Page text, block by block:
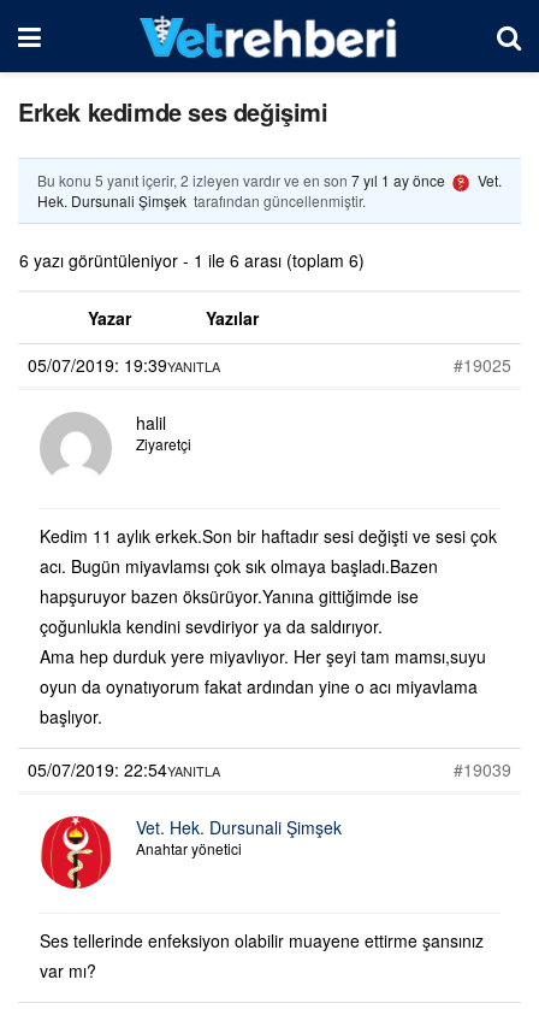
Erkek kedimde ses değişimi
Bu konu 5 yanıt içerir, 2 izleyen vardır ve en son 7 yıl 1 ay önce
Vet.
Hek. Dursunali Şimşek tarafından güncellenmiştir.
6 yazı görüntüleniyor - 1 ile 6 arası (toplam 6)
Yazar
Yazılar
05/07/2019: 19:39
#19025
YANITLA
halil
Ziyaretçi
Kedim 11 aylık erkek.Son bir haftadır sesi değişti ve sesi çok
acı. Bugün miyavlamsı çok sık olmaya başladı.Bazen
hapşuruyor bazen öksürüyor.Yanına gittiğimde ise
çoğunlukla kendini sevdiriyor ya da saldırıyor.
Ama hep durduk yere miyavlıyor. Her şeyi tam mamsı,suyu
oyun da oynatıyorum fakat ardından yine o acı miyavlama
başlıyor.
05/07/2019: 22:54 #19039
YANITLA
Vet. Hek. Dursunali Şimşek
Anahtar yönetici
Ses tellerinde enfeksiyon olabilir muayene ettirme şansınız
var mı?